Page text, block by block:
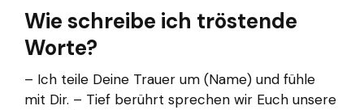
Wie schreibe ich tröstende
Worte?
– Ich teile Deine Trauer um (Name) und fühle
mit Dir. – Tief berührt sprechen wir Euch unsere